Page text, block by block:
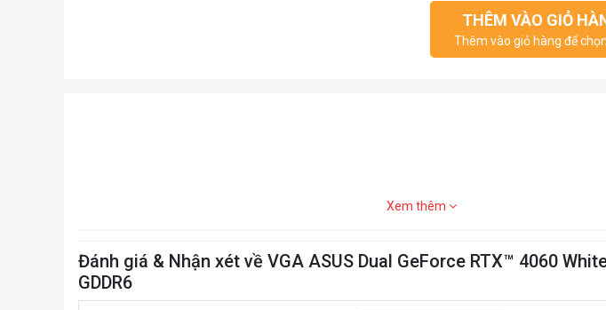
THÊM VÀO GIỎ
Thêm vào giỏ hàng để
Xem thêm
Đánh giá & Nhận xét về VGA ASUS Dual GeForce RTX™ 4060
GDDR6